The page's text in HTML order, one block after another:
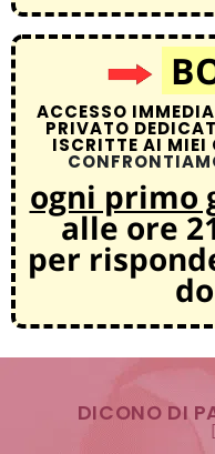
ACCESSO
PRIVATO
ISCRITTE AI MIEI
ogni primo
alle ore
per
DICONO DI